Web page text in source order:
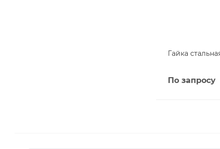
Гайка
По запросу